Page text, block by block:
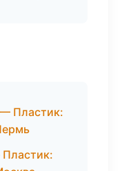
Пластик: